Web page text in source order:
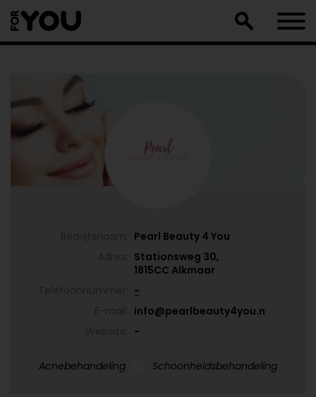
naar
artikel
Pearl Beauty 4 You
Stationsweg 30,
1815CC Alkmaar
-
info@pearlbeauty4you.n
-
Acnebehandeling Schoonheidsbehandeling